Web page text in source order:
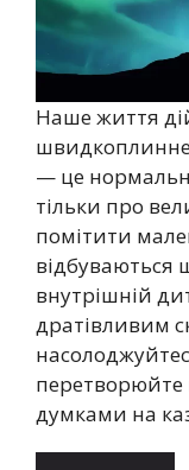
Наше життя
— це
тільки про
помітити
відбуваються
внутрішній
дратівливим
думками на